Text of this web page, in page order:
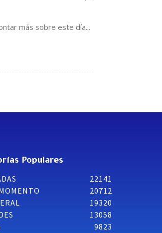
más sobre este día...
Populares
22141
20712
19320
13058
9823